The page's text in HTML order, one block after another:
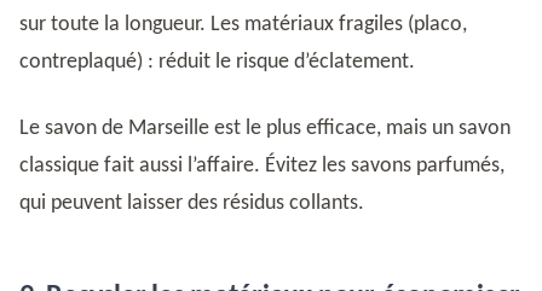
sur toute la longueur. Les matériaux fragiles (placo,
contreplaqué) : réduit le risque d’éclatement.
Le savon de Marseille est le plus efficace, mais un savon
classique fait aussi l’affaire. Évitez les savons parfumés,
qui peuvent laisser des résidus collants.